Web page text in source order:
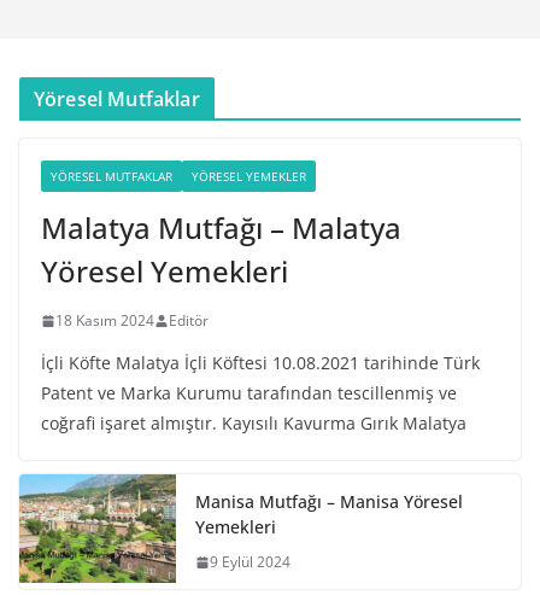
Yöresel Mutfaklar
YÖRESEL MUTFAKLAR YÖRESEL YEMEKLER
Malatya Mutfağı – Malatya
Yöresel Yemekleri
18 Kasım 2024 Editör
İçli Köfte Malatya İçli Köftesi 10.08.2021 tarihinde Türk
Patent ve Marka Kurumu tarafından tescillenmiş ve
coğrafi işaret almıştır. Kayısılı Kavurma Gırık Malatya
Manisa Mutfağı – Manisa Yöresel
Yemekleri
9 Eylül 2024